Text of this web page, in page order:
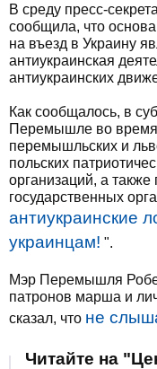
В среду пресс-
сообщила, что
на въезд в Украину
антиукраинская
антиукраинских
Как сообщалось, в
Перемышле во
перемышльских и
польских
организаций, а
государственных
антиукраинские
украинцам! ".
Мэр Перемышля
патронов марша и
сказал, что не
Читайте на